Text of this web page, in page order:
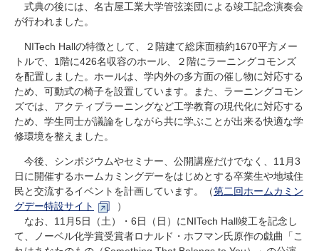
式典の後には、名古屋工業大学管弦楽団による竣工記念演奏会
が行われました。
NITech Hallの特徴として、２階建て総床面積約1670平方メー
トルで、 1階に426名収容のホール、２階にラーニングコモンズ
を配置しました。ホールは、学内外の多方面の催し物に対応する
ため、可動式の椅子を設置しています。また、ラーニングコモン
ズでは、アクティブラーニングなど工学教育の現代化に対応する
ため、学生同士が議論をしながら共に学ぶことが出来る快適な学
修環境を整えました。
今後、シンポジウムやセミナー、公開講座だけでなく、 11月3
日に開催するホームカミングデーをはじめとする卒業生や地域住
民と交流するイベントを計画しています。（第二回ホームカミン
グデー特設サイト
）
なお、 11月5日（土）・ 6日（日）にNITech Hall竣工を記念し
て、ノーベル化学賞受賞者ロナルド・ホフマン氏原作の戯曲「こ